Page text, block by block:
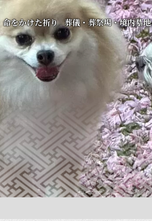
命をかけた祈り 葬儀・葬祭場・境内墓地